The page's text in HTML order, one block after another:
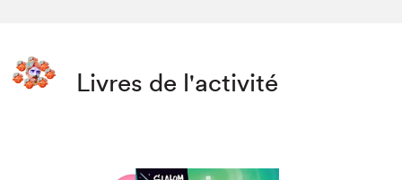
Livres de l'activité